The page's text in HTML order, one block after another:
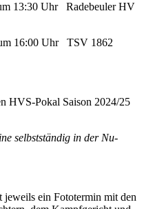
13:30 Uhr Radebeuler HV
16:00 Uhr TSV 1862
II
HVS-Pokal Saison 2024/25
selbstständig in der Nu-
jeweils ein Fototermin mit den